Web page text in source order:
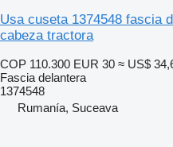
Usa cuseta 1374548 fascia
cabeza tractora
COP 110.300 EUR 30 ≈ US$
Fascia delantera
1374548
Rumanía, Suceava